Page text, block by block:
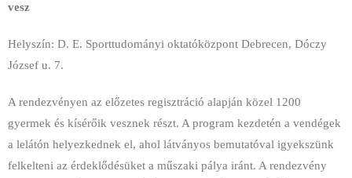
vesz
Helyszín: D. E. Sporttudományi oktatóközpont Debrecen, Dóczy
József u. 7.
A rendezvényen az előzetes regisztráció alapján közel 1200
gyermek és kísérőik vesznek részt. A program kezdetén a vendégek
a lelátón helyezkednek el, ahol látványos bemutatóval igyekszünk
felkelteni az érdeklődésüket a műszaki pálya iránt. A rendezvény